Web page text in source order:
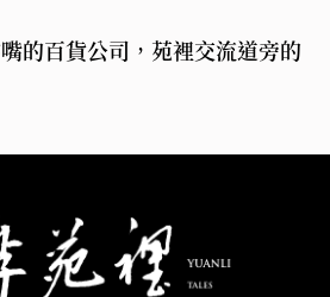
的百貨公司，苑裡交流道旁的